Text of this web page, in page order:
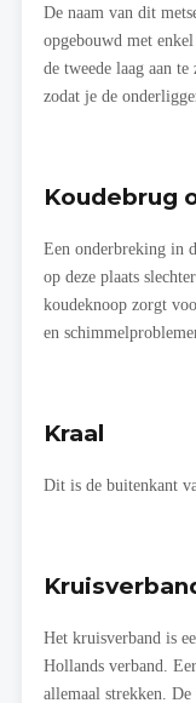
De naam van dit
opgebouwd met
de tweede laag aan
zodat je de
Koudebrug
Een onderbreking in
op deze plaats
koudeknoop zorgt
en
Kraal
Dit is de buitenkant
Het kruisverband is
Hollands verband.
allemaal strekken.